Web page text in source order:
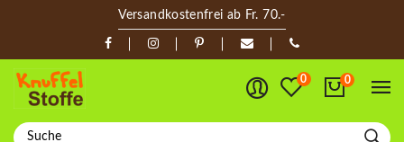
Versandkostenfrei ab Fr. 70.-
0 0